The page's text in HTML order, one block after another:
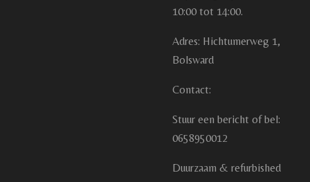
10:00 tot 14:00.
Adres: Hichtumerweg 1,
Bolsward
Contact:
Stuur een bericht of bel:
0658950012
Duurzaam & refurbished